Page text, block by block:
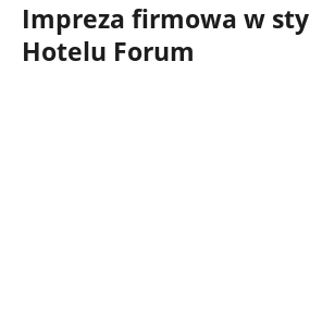
Impreza firmowa w
Hotelu Forum